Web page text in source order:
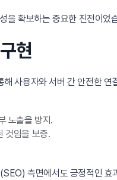
을 확보하는 중요한 진전이었
현
용자와 서버 간 안전한 연
노출을 방지.
것임을 보증.
측면에서도 긍정적인 효